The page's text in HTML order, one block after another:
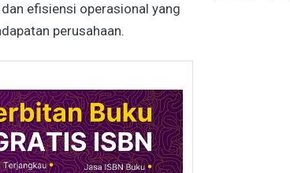
efisiensi operasional yang
perusahaan.